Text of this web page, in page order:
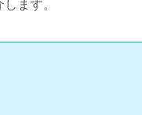
ます。